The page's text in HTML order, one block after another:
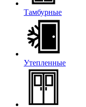
Тамбурные
Утепленные